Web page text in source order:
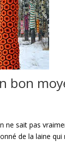
bon
sait pas
de la laine